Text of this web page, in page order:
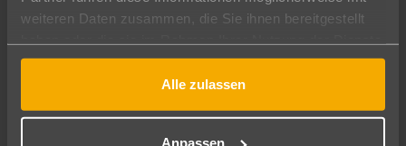
weiteren Daten zusammen, die Sie ihnen bereitgestellt
gesammelt haben.
Alle zulassen
Anpassen
10.08.26–08.08.27 7-21 Nächte